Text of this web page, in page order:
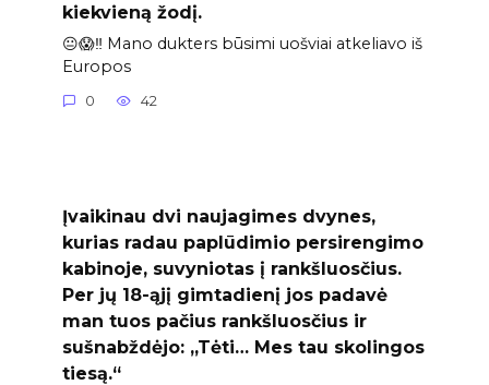
kiekvieną žodį.
😐😱‼️ Mano dukters būsimi uošviai atkeliavo iš
Europos
0 42
Įvaikinau dvi naujagimes dvynes,
kurias radau paplūdimio persirengimo
kabinoje, suvyniotas į rankšluosčius.
Per jų 18-ąjį gimtadienį jos padavė
man tuos pačius rankšluosčius ir
sušnabždėjo: „Tėti… Mes tau skolingos
tiesą.“